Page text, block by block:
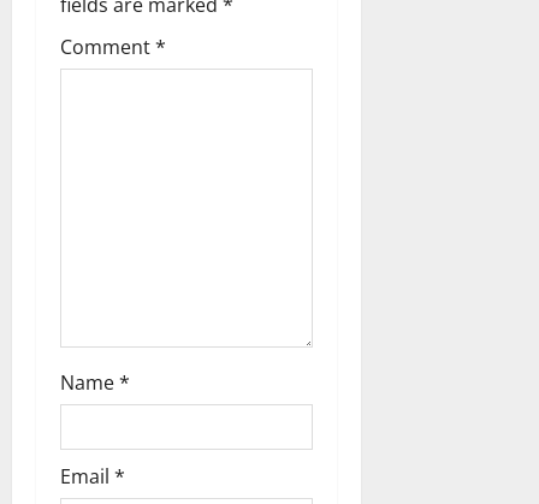
t
i
Comment*
Name*
Email *